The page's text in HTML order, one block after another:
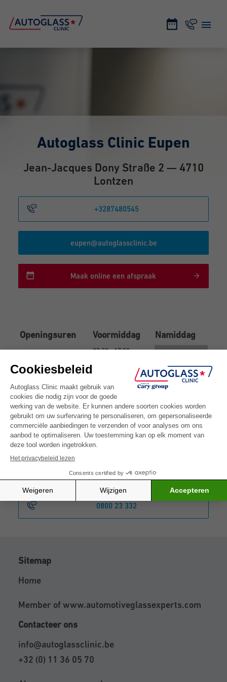
Autoglass Clinic Eupen
Jean-Jacques Dony Straße 2 — 4710
Lontzen
+3287480545
eupen@autoglassclinic.be
Maak online een afspraak
Openingsuren Voormiddag
Namiddag
08:30 - 17:00
Dinsdag
Woensdag 08:30 - 17:00
Donderdag 08:30 - 17:00
Vrijdag 08:30 - 17:00
Maak online een afspraak
0800 23 332
Sitemap
Home
Member ofwww.automotiveglassexperts.com
Contacteer ons
info@autoglassclinic.be
+32 (0) 11 36 05 70